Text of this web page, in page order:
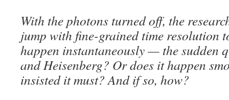
With the photons turned off, the
jump with fine-grained time resolution
happen instantaneously — the sudden
and Heisenberg? Or does it happen
insisted it must? And if so, how?